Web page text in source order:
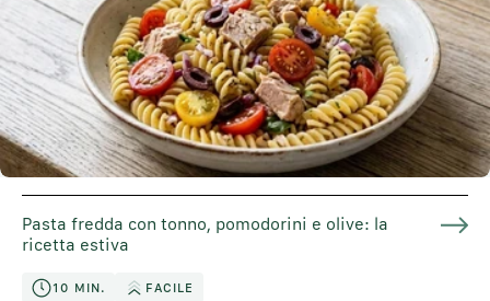
Pasta fredda con tonno, pomodorini e olive: la
ricetta estiva
10 MIN. FACILE